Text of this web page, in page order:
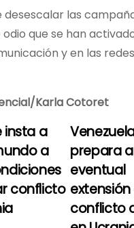
desescalar las
que se han
y en las
Karla Cotoret
prepara
eventual
conflicto
insta a
a
conflicto